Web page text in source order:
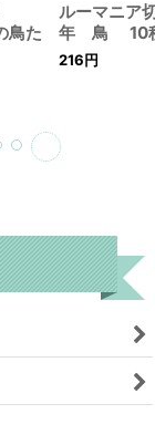
鳥た
ルーマニ
年 鳥 10
216円